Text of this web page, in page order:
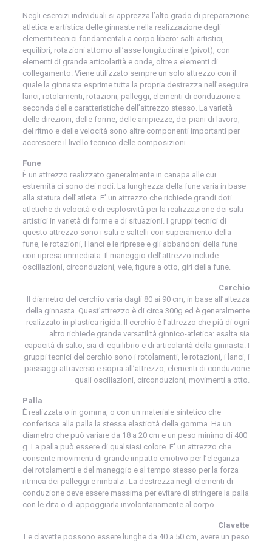
Negli esercizi individuali si apprezza l’alto grado di preparazione
atletica e artistica delle ginnaste nella realizzazione degli
elementi tecnici fondamentali a corpo libero: salti artistici,
equilibri, rotazioni attorno all’asse longitudinale (pivot), con
elementi di grande articolarità e onde, oltre a elementi di
collegamento. Viene utilizzato sempre un solo attrezzo con il
quale la ginnasta esprime tutta la propria destrezza nell’eseguire
lanci, rotolamenti, rotazioni, palleggi, elementi di conduzione a
seconda delle caratteristiche dell’attrezzo stesso. La varietà
delle direzioni, delle forme, delle ampiezze, dei piani di lavoro,
del ritmo e delle velocità sono altre componenti importanti per
accrescere il livello tecnico delle composizioni.
Fune
È un attrezzo realizzato generalmente in canapa alle cui
estremità ci sono dei nodi. La lunghezza della fune varia in base
alla statura dell’atleta. E’ un attrezzo che richiede grandi doti
atletiche di velocità e di esplosività per la realizzazione dei salti
artistici in varietà di forme e di situazioni. I gruppi tecnici di
questo attrezzo sono i salti e saltelli con superamento della
fune, le rotazioni, I lanci e le riprese e gli abbandoni della fune
con ripresa immediata. Il maneggio dell’attrezzo include
oscillazioni, circonduzioni, vele, figure a otto, giri della fune.
Cerchio
Il diametro del cerchio varia dagli 80 ai 90 cm, in base all’altezza
della ginnasta. Quest’attrezzo è di circa 300g ed è generalmente
realizzato in plastica rigida. Il cerchio è l’attrezzo che più di ogni
altro richiede grande versatilità ginnico-atletica: esalta sia
capacità di salto, sia di equilibrio e di articolarità della ginnasta. I
gruppi tecnici del cerchio sono i rotolamenti, le rotazioni, i lanci, i
passaggi attraverso e sopra all’attrezzo, elementi di conduzione
quali oscillazioni, circonduzioni, movimenti a otto.
Palla
È realizzata o in gomma, o con un materiale sintetico che
conferisca alla palla la stessa elasticità della gomma. Ha un
diametro che può variare da 18 a 20 cm e un peso minimo di 400
g. La palla può essere di qualsiasi colore. E’ un attrezzo che
consente movimenti di grande impatto emotivo per l’eleganza
dei rotolamenti e del maneggio e al tempo stesso per la forza
ritmica dei palleggi e rimbalzi. La destrezza negli elementi di
conduzione deve essere massima per evitare di stringere la palla
con le dita o di appoggiarla involontariamente al corpo.
Clavette
Le clavette possono essere lunghe da 40 a 50 cm, avere un peso